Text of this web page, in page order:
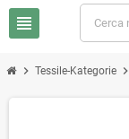
view_headline
chevron_right Tessile-Kategorie chevron_right